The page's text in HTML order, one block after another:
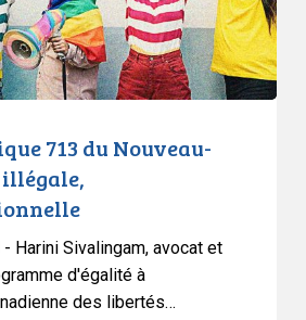
713 du Nouveau-
- Harini Sivalingam, avocat et
d'égalité à
des libertés…